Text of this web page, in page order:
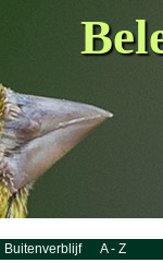
Buitenverblijf A - Z